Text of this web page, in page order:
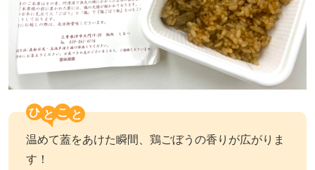
ひ
こ
温めて蓋をあけた瞬間、鶏ごぼうの香りが広がりま
す！